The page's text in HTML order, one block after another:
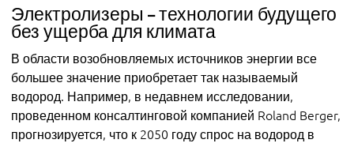
Электролизеры – технологии будущего
без ущерба для климата
В области возобновляемых источников энергии все
большее значение приобретает так называемый
водород. Например, в недавнем исследовании,
проведенном консалтинговой компанией Roland Berger,
прогнозируется, что к 2050 году спрос на водород в